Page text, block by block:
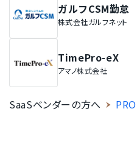
ガルフCSM勤怠
株式会社ガルフネット
TimePro-eX
アマノ株式会社
SaaSベンダーの方へ